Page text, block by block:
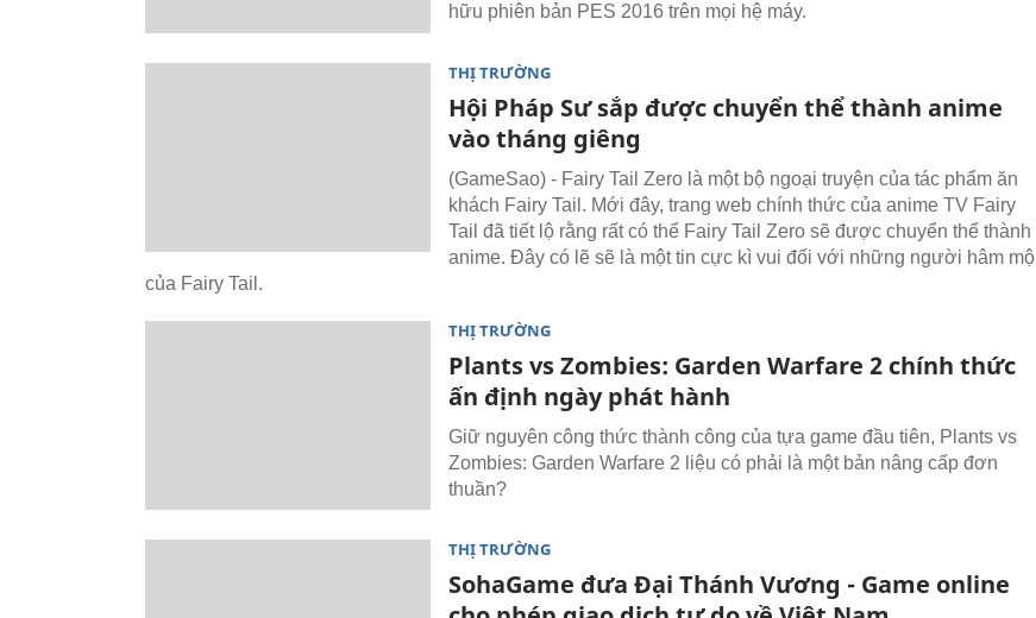
hữu phiên bản PES 2016 trên mọi hệ máy.
THỊ TRƯỜNG
Hội Pháp Sư sắp được chuyển thể thành anime
vào tháng giêng
(GameSao) - Fairy Tail Zero là một bộ ngoại truyện của tác phẩm ăn
khách Fairy Tail. Mới đây, trang web chính thức của anime TV Fairy
Tail đã tiết lộ rằng rất có thể Fairy Tail Zero sẽ được chuyển thể thành
anime. Đây có lẽ sẽ là một tin cực kì vui đối với những người hâm mộ
của Fairy Tail.
THỊ TRƯỜNG
Plants vs Zombies: Garden Warfare 2 chính thức
ấn định ngày phát hành
Giữ nguyên công thức thành công của tựa game đầu tiên, Plants vs
Zombies: Garden Warfare 2 liệu có phải là một bản nâng cấp đơn
thuần?
THỊ TRƯỜNG
SohaGame đưa Đại Thánh Vương - Game online